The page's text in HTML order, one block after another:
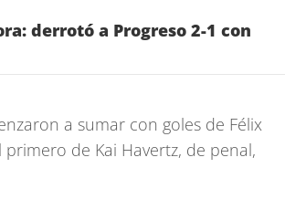
derrotó a Progreso 2-1 con
a sumar con goles de Félix
de Kai Havertz, de penal,